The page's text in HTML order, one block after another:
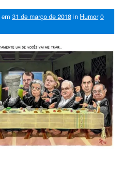
em 31 de março de 2018 in Humor 0